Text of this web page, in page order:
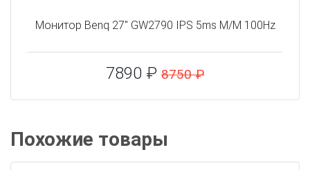
Монитор Benq 27" GW2790 IPS 5ms M/M 100Hz
7890 ₽ 8750 ₽
Похожие товары